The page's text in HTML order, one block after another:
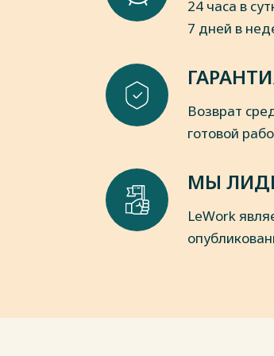
12 - С. 495-500.
программы
работы в
// «Начальная
/ Э.М. Казин,
и оздоровительная
24 часа в
7 дней в
Возврат
готовой
МЫ
LeWork